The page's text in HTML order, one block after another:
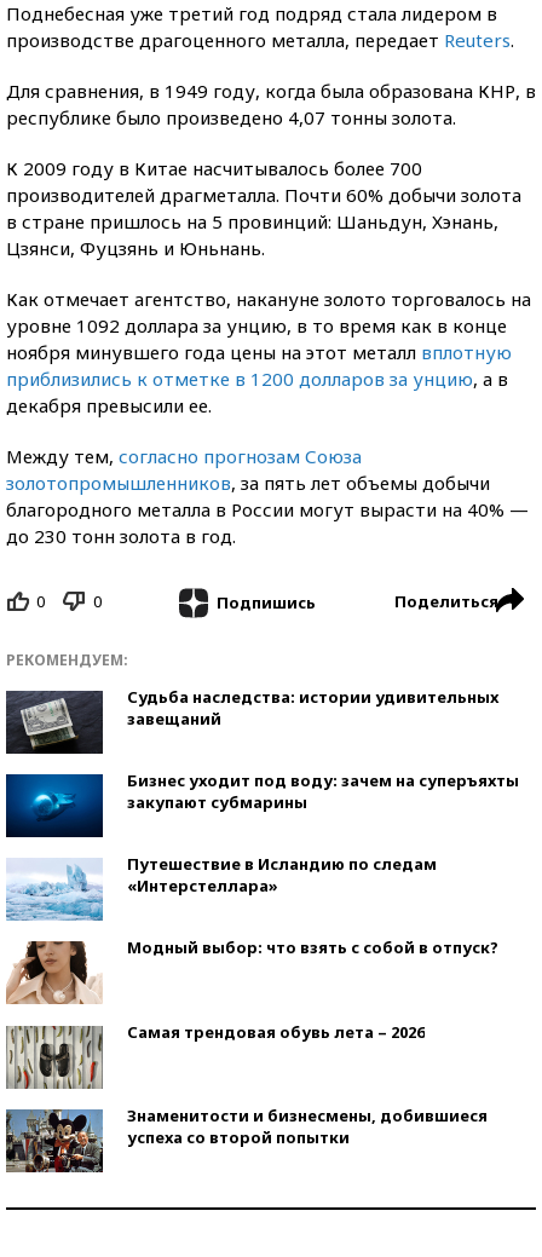
Поднебесная уже третий год подряд стала лидером в
производстве драгоценного металла, передает Reuters.
Для сравнения, в 1949 году, когда была образована КНР, в
республике было произведено 4,07 тонны золота.
К 2009 году в Китае насчитывалось более 700
производителей драгметалла. Почти 60% добычи золота
в стране пришлось на 5 провинций: Шаньдун, Хэнань,
Цзянси, Фуцзянь и Юньнань.
Как отмечает агентство, накануне золото торговалось на
уровне 1092 доллара за унцию, в то время как в конце
ноября минувшего года цены на этот металл вплотную
приблизились к отметке в 1200 долларов за унцию, а в
декабря превысили ее.
Между тем, согласно прогнозам Союза
золотопромышленников, за пять лет объемы добычи
благородного металла в России могут вырасти на 40% —
до 230 тонн золота в год.
0 0 Подпишись Поделиться
РЕКОМЕНДУЕМ:
Судьба наследства: истории удивительных
завещаний
Бизнес уходит под воду: зачем на суперъяхты
закупают субмарины
Путешествие в Исландию по следам
«Интерстеллара»
Модный выбор: что взять с собой в отпуск?
Самая трендовая обувь лета – 2026
Знаменитости и бизнесмены, добившиеся
успеха со второй попытки